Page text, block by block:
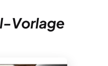
Vorlage